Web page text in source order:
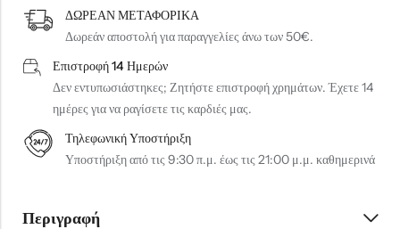
ΔΩΡΕΑΝ ΜΕΤΑΦΟΡΙΚΑ
Δωρεάν αποστολή για παραγγελίες άνω των 50€.
Επιστροφή 14 Ημερών
Δεν εντυπωσιάστηκες; Ζητήστε επιστροφή χρημάτων. Έχετε 14
ημέρες για να ραγίσετε τις καρδιές μας.
Τηλεφωνική Υποστήριξη
Υποστήριξη από τις 9:30 π.μ. έως τις 21:00 μ.μ. καθημερινά
Περιγραφή